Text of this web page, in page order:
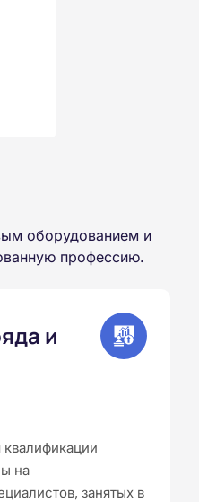
оборудованием и
профессию.
и
на
занятых в